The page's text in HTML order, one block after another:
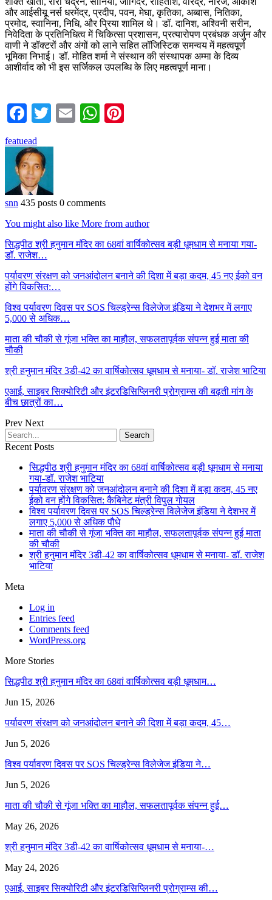
और आईसीयू नर्स धरमेंद्र, प्रदीप, पवन, मेघा, कृतिका, अब्बास, नितिका,
प्रमोद, स्वानिना, निधि, और प्रिया शामिल थे। डॉ. दानिश, अश्विनी सरीन,
निवेदिता के प्रतिनिधित्व में चिकित्सा प्रशासन, प्रत्यारोपण प्रबंधक अर्जुन और
वाणी ने डॉक्टरों और अंगों को लाने सहित लॉजिस्टिक समन्वय में महत्वपूर्ण
भूमिका निभाई। डॉ. मोहित शर्मा ने संस्थान की संस्थापक अम्मा के दिव्य
आशीर्वाद को भी इस सर्जिकल उपलब्धि के लिए महत्वपूर्ण माना।
Facebook
Twitter
EmailWhatsApp
featuead
snn 435 posts 0 comments
You might also like More from author
सिद्धपीठ श्री हनुमान मंदिर का 68वां वार्षिकोत्सव बड़ी धूमधाम से मनाया गया-
डॉ. राजेश…
पर्यावरण संरक्षण को जनआंदोलन बनाने की दिशा में बड़ा कदम, 45 नए ईको वन
होंगे विकसित:…
विश्व पर्यावरण दिवस पर SOS चिल्ड्रेन्स विलेजेज इंडिया ने देशभर में लगाए
5,000 से अधिक…
माता की चौकी से गूंजा भक्ति का माहौल, सफलतापूर्वक संपन्न हुई माता की
चौकी
श्री हनुमान मंदिर 3डी-42 का वार्षिकोत्सव धूमधाम से मनाया- डॉ. राजेश भाटिया
एआई, साइबर सिक्योरिटी और इंटरडिसिप्लिनरी प्रोग्राम्स की बढ़ती मांग के
बीच छात्रों का…
Prev Next
Recent Posts
सिद्धपीठ श्री हनुमान मंदिर का 68वां वार्षिकोत्सव बड़ी धूमधाम से मनाया
गया-डॉ. राजेश भाटिया
पर्यावरण संरक्षण को जनआंदोलन बनाने की दिशा में बड़ा कदम, 45 नए
ईको वन होंगे विकसित: कैबिनेट मंत्री विपुल गोयल
विश्व पर्यावरण दिवस पर SOS चिल्ड्रेन्स विलेजेज इंडिया ने देशभर में
लगाए 5,000 से अधिक पौधे
माता की चौकी से गूंजा भक्ति का माहौल, सफलतापूर्वक संपन्न हुई माता
की चौकी
श्री हनुमान मंदिर 3डी-42 का वार्षिकोत्सव धूमधाम से मनाया- डॉ. राजेश
भाटिया
Meta
Log in
Entries feed
Comments feed
WordPress.org
More Stories
सिद्धपीठ श्री हनुमान मंदिर का 68वां वार्षिकोत्सव बड़ी धूमधाम…
Jun 15, 2026
पर्यावरण संरक्षण को जनआंदोलन बनाने की दिशा में बड़ा कदम, 45…
Jun 5, 2026
विश्व पर्यावरण दिवस पर SOS चिल्ड्रेन्स विलेजेज इंडिया ने…
Jun 5, 2026
माता की चौकी से गूंजा भक्ति का माहौल, सफलतापूर्वक संपन्न हुई…
May 26, 2026
श्री हनुमान मंदिर 3डी-42 का वार्षिकोत्सव धूमधाम से मनाया-…
May 24, 2026
एआई, साइबर सिक्योरिटी और इंटरडिसिप्लिनरी प्रोग्राम्स की…